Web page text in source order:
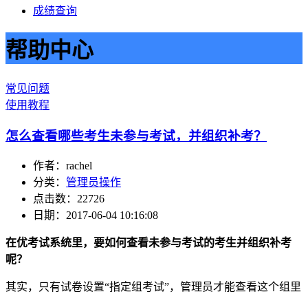
成绩查询
帮助中心
常见问题
使用教程
怎么查看哪些考生未参与考试，并组织补考？
作者：rachel
分类： 管理员操作
点击数：22726
日期：2017-06-04 10:16:08
在优考试系统里，要如何查看未参与考试的考生并组织补考
呢？
其实，只有试卷设置“指定组考试”，管理员才能查看这个组里